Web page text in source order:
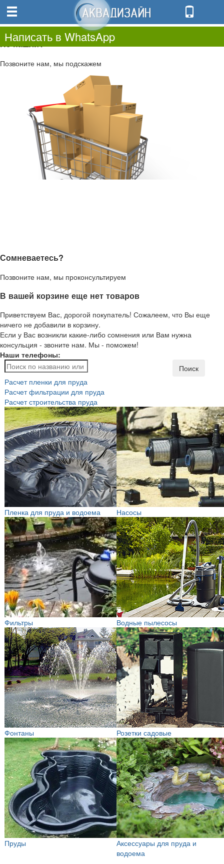
0.00
0
Не нашли?
Позвоните нам, мы подскажем
Сомневаетесь?
Позвоните нам, мы проконсультируем
В вашей корзине еще нет товаров
Приветствуем Вас, дорогой покупатель! Сожалеем, что Вы еще
ничего не добавили в корзину.
Если у Вас возникли какие-либо сомнения или Вам нужна
консульция - звоните нам. Мы - поможем!
Наши телефоны:
Написать в WhatsApp
Поиск
Расчет пленки для пруда
Расчет фильтрации для пруда
Расчет строительства пруда
Пленка для пруда и водоема Насосы
Фильтры Водные пылесосы
Фонтаны Розетки садовые
Пруды
Аксессуары для пруда и
водоема